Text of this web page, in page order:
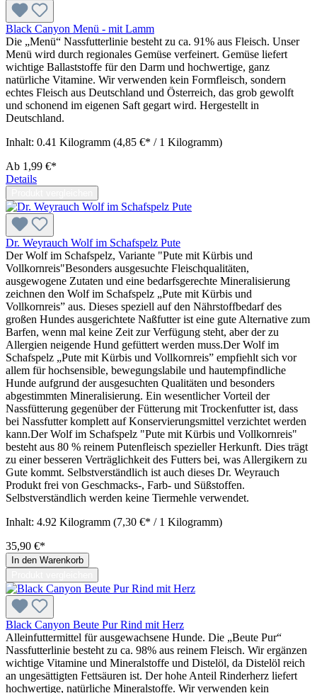
Black Canyon Menü - mit Lamm
Die „Menü“ Nassfutterlinie besteht zu ca. 91% aus Fleisch. Unser
Menü wird durch regionales Gemüse verfeinert. Gemüse liefert
wichtige Ballaststoffe für den Darm und hochwertige, ganz
natürliche Vitamine. Wir verwenden kein Formfleisch, sondern
echtes Fleisch aus Deutschland und Österreich, das grob gewolft
und schonend im eigenen Saft gegart wird. Hergestellt in
Deutschland.
Inhalt: 0.41 Kilogramm (4,85 €* / 1 Kilogramm)
Ab 1,99 €*
Details
Dr. Weyrauch Wolf im Schafspelz Pute
Der Wolf im Schafspelz, Variante "Pute mit Kürbis und
Vollkornreis"Besonders ausgesuchte Fleischqualitäten,
ausgewogene Zutaten und eine bedarfsgerechte Mineralisierung
zeichnen den Wolf im Schafspelz „Pute mit Kürbis und
Vollkornreis” aus. Dieses speziell auf den Nährstoffbedarf des
großen Hundes ausgerichtete Naßfutter ist eine gute Alternative zum
Barfen, wenn mal keine Zeit zur Verfügung steht, aber der zu
Allergien neigende Hund gefüttert werden muss.Der Wolf im
Schafspelz „Pute mit Kürbis und Vollkornreis” empfiehlt sich vor
allem für hochsensible, bewegungslabile und hautempfindliche
Hunde aufgrund der ausgesuchten Qualitäten und besonders
abgestimmten Mineralisierung. Ein wesentlicher Vorteil der
Nassfütterung gegenüber der Fütterung mit Trockenfutter ist, dass
bei Nassfutter komplett auf Konservierungsmittel verzichtet werden
kann.Der Wolf im Schafspelz "Pute mit Kürbis und Vollkornreis"
besteht aus 80 % reinem Putenfleisch spezieller Herkunft. Dies trägt
zu einer besseren Verträglichkeit des Futters bei, was Allergikern zu
Gute kommt. Selbstverständlich ist auch dieses Dr. Weyrauch
Produkt frei von Geschmacks-, Farb- und Süßstoffen.
Selbstverständlich werden keine Tiermehle verwendet.
Inhalt: 4.92 Kilogramm (7,30 €* / 1 Kilogramm)
35,90 €*
In den Warenkorb
Black Canyon Beute Pur Rind mit Herz
Alleinfuttermittel für ausgewachsene Hunde. Die „Beute Pur“
Nassfutterlinie besteht zu ca. 98% aus reinem Fleisch. Wir ergänzen
wichtige Vitamine und Mineralstoffe und Distelöl, da Distelöl reich
an ungesättigten Fettsäuren ist. Der hohe Anteil Rinderherz liefert
hochwertige, natürliche Mineralstoffe. Wir verwenden kein